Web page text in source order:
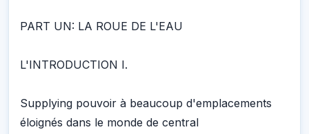
PART UN: LA ROUE DE L'EAU
L'INTRODUCTION I.
Supplying pouvoir à beaucoup d'emplacements
éloignés dans le monde de central